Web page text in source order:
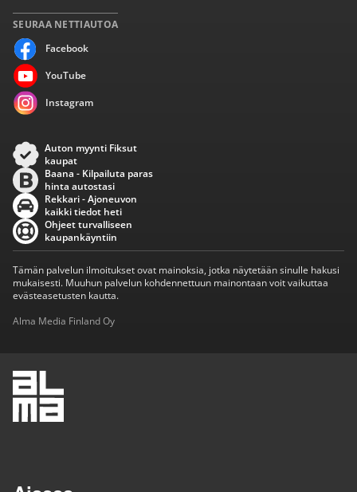
SEURAA NETTIAUTOA
Facebook
YouTube
Instagram
Auton myynti Fiksut
kaupat
Baana - Kilpailuta paras
hinta autostasi
Rekkari - Ajoneuvon
kaikki tiedot heti
Ohjeet turvalliseen
kaupankäyntiin
Tämän palvelun ilmoitukset ovat mainoksia, jotka näytetään sinulle hakusi
mukaisesti. Muuhun palvelun kohdennettuun mainontaan voit vaikuttaa
evästeasetusten kautta.
Alma Media Finland Oy